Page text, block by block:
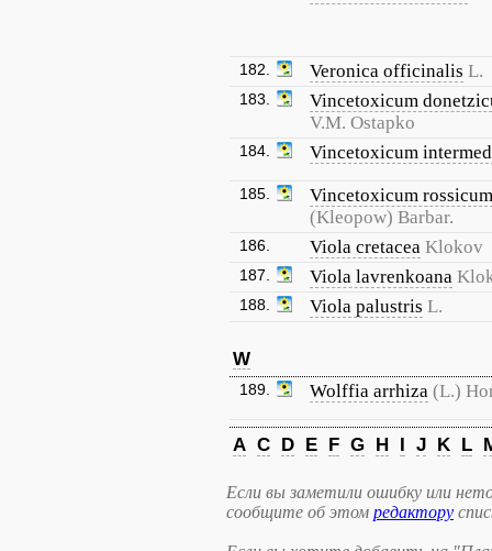
182. Veronica officinalis L.
183.
Vincetoxicum
V.M. Ostapko
184. Vincetoxicum
185.
Vincetoxicum rossicum
(Kleopow) Barbar.
186. Viola cretacea Klokov
187. Viola lavrenkoana
188. Viola palustris L.
W
189. Wolffia arrhiza (L.)
A C D E F G H I J K L
Если вы заметили ошибку или
сообщите об этом редактору